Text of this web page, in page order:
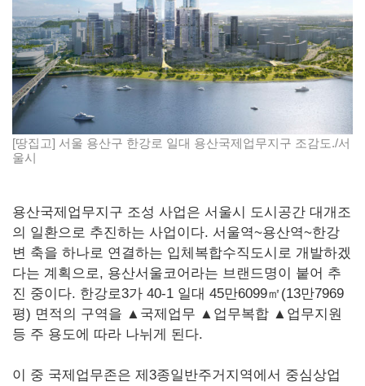
[땅집고] 서울 용산구 한강로 일대 용산국제업무지구 조감도./서
울시
용산국제업무지구 조성 사업은 서울시 도시공간 대개조
의 일환으로 추진하는 사업이다. 서울역~용산역~한강
변 축을 하나로 연결하는 입체복합수직도시로 개발하겠
다는 계획으로, 용산서울코어라는 브랜드명이 붙어 추
진 중이다. 한강로3가 40-1 일대 45만6099㎡(13만7969
평) 면적의 구역을 ▲국제업무 ▲업무복합 ▲업무지원
등 주 용도에 따라 나뉘게 된다.
이 중 국제업무존은 제3종일반주거지역에서 중심상업